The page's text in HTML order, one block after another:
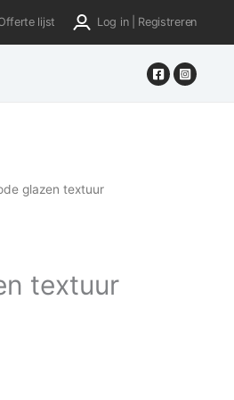
lijst Log in | Registreren
glazen textuur
textuur